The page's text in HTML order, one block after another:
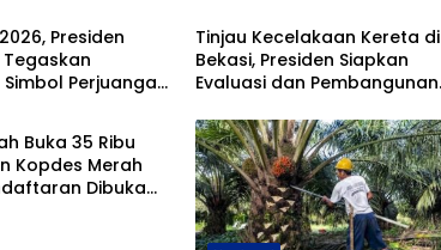
Presiden
Perjuangan
Tinjau Kecelakaan Kereta di
Bekasi, Presiden Siapkan
Evaluasi dan Pembangunan
Buka 35 Ribu
Kopdes Merah
Dibuka